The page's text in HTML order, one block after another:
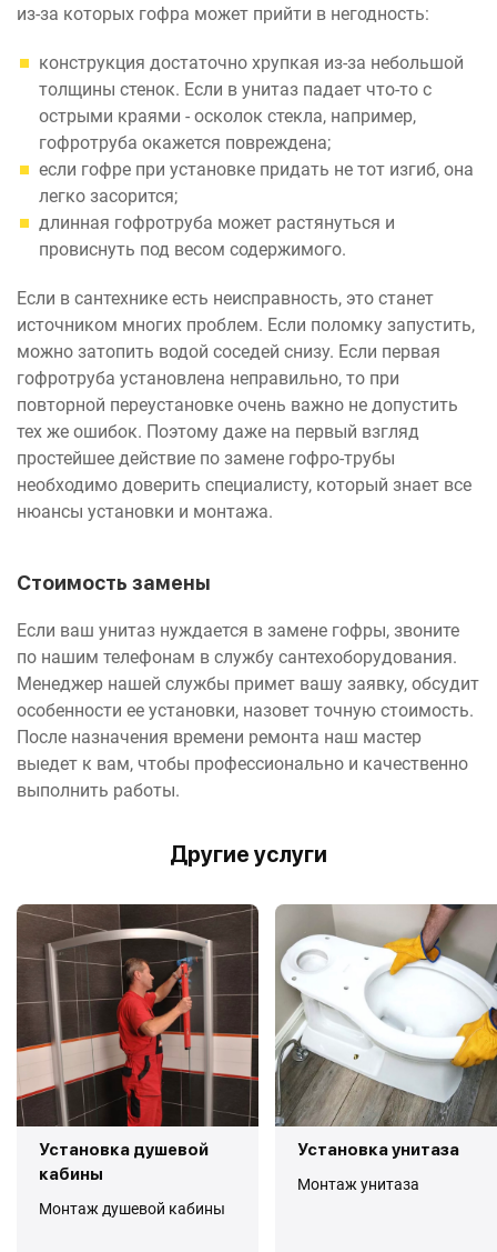
из-за которых гофра может прийти в негодность:
конструкция достаточно хрупкая из-за небольшой
толщины стенок. Если в унитаз падает что-то с
острыми краями - осколок стекла, например,
гофротруба окажется повреждена;
если гофре при установке придать не тот изгиб, она
легко засорится;
длинная гофротруба может растянуться и
провиснуть под весом содержимого.
Если в сантехнике есть неисправность, это станет
источником многих проблем. Если поломку запустить,
можно затопить водой соседей снизу. Если первая
гофротруба установлена неправильно, то при
повторной переустановке очень важно не допустить
тех же ошибок. Поэтому даже на первый взгляд
простейшее действие по замене гофро-трубы
необходимо доверить специалисту, который знает все
нюансы установки и монтажа.
Стоимость замены
Если ваш унитаз нуждается в замене гофры, звоните
по нашим телефонам в службу сантехоборудования.
Менеджер нашей службы примет вашу заявку, обсудит
особенности ее установки, назовет точную стоимость.
После назначения времени ремонта наш мастер
выедет к вам, чтобы профессионально и качественно
выполнить работы.
Другие услуги
Установка душевой
кабины
Монтаж душевой кабины
Установка унитаза
Монтаж унитаза